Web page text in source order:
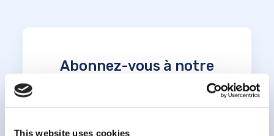
This website uses cookies
Abonnez-vous à notre
Courriel